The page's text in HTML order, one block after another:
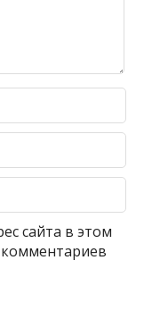
сайта в этом